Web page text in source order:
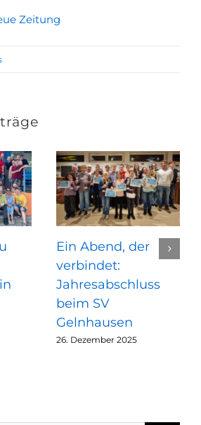
Zeitung
Ein Abend, der
verbindet:
Jahresabschluss
beim SV
Gelnhausen
26. Dezember 2025